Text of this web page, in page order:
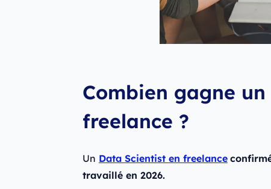
Combien gagne
freelance ?
Un Data Scientist en freelance
travaillé en 2026.